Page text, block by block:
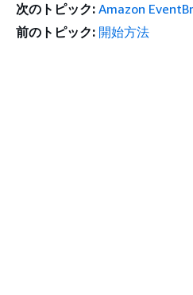
次のトピック: Amazon
前のトピック: 開始方法